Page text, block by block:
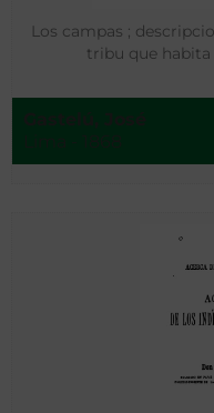
Los campas ;
tribu que